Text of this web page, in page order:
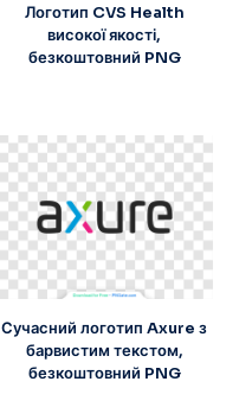
Логотип CVS Health
високої якості,
безкоштовний PNG
Сучасний логотип Axure з
барвистим текстом,
безкоштовний PNG